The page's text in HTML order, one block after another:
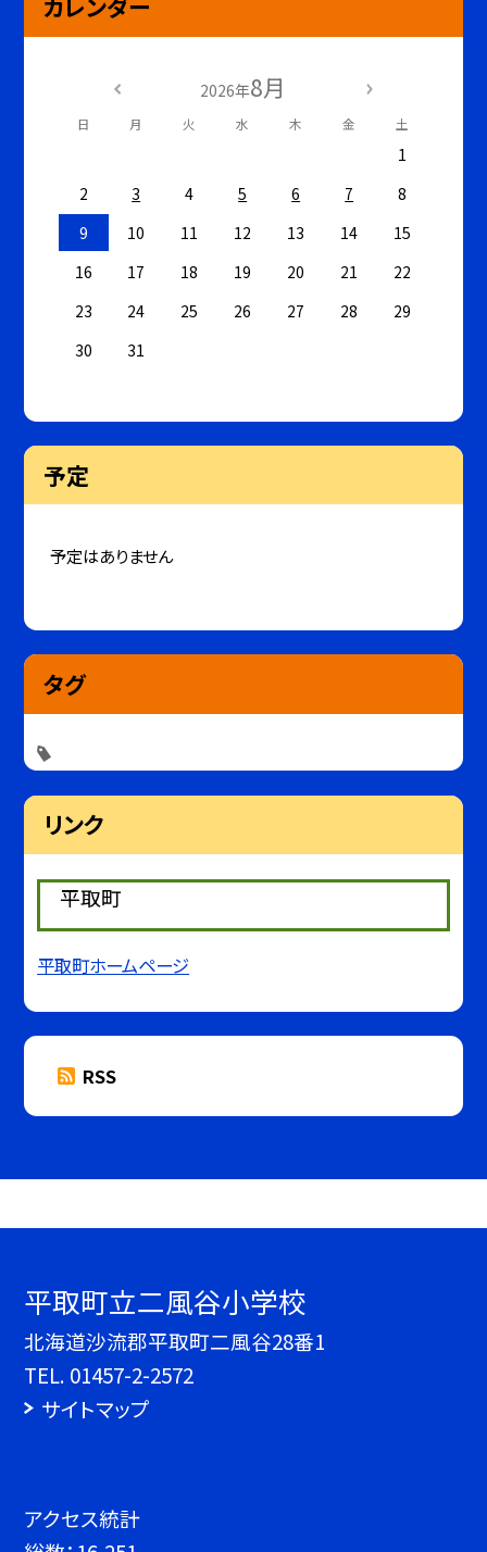
カレンダー
2026年8月
日 月 火 水 木 金 土
1
2
3 4 5 6 7
8
9
10 11 12 13 14
15
16
17 18 19 20 21
22
23
24 25 26 27 28
29
30
31
予定
予定はありません
タグ
リンク
平取町
平取町ホームページ
RSS
平取町立二風谷小学校
北海道沙流郡平取町二風谷28番1
TEL. 01457-2-2572
サイトマップ
アクセス統計